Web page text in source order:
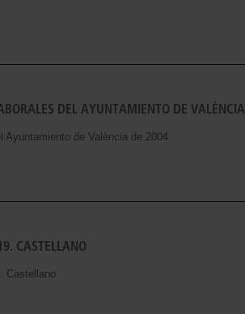
DEL AYUNTAMIENTO DE VALÈNCIA
Ayuntamiento de València de 2004
CASTELLANO
Castellano